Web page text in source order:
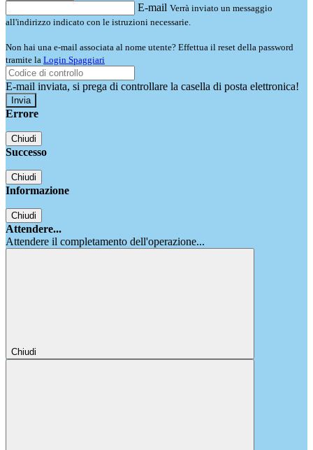
E-mail Verrà inviato un messaggio
all'indirizzo indicato con le istruzioni necessarie.
Non hai una e-mail associata al nome utente? Effettua il reset della password
tramite la Login Spaggiari
E-mail inviata, si prega di controllare la casella di posta elettronica!
Errore
Chiudi
Successo
Chiudi
Informazione
Chiudi
Attendere...
Attendere il completamento dell'operazione...
Chiudi